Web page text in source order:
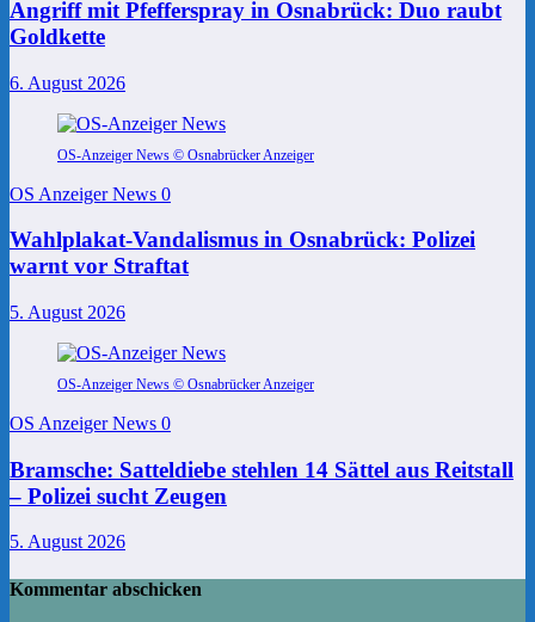
Angriff mit Pfefferspray in Osnabrück: Duo raubt
Goldkette
6. August 2026
OS-Anzeiger News © Osnabrücker Anzeiger
OS Anzeiger News 0
Wahlplakat-Vandalismus in Osnabrück: Polizei
warnt vor Straftat
5. August 2026
OS-Anzeiger News © Osnabrücker Anzeiger
OS Anzeiger News 0
Bramsche: Satteldiebe stehlen 14 Sättel aus Reitstall
– Polizei sucht Zeugen
5. August 2026
Kommentar abschicken